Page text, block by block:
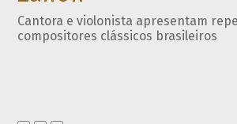
Cantora e violonista apresentam
compositores clássicos brasileiros